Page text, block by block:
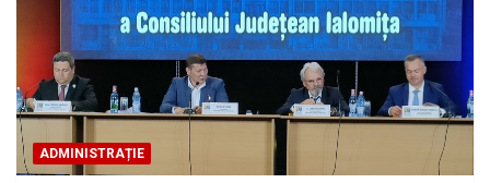
ADMINISTRAȚIE